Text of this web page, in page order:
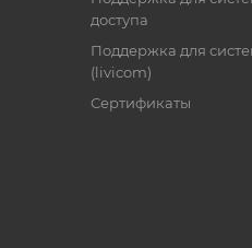
доступа
Поддержка для
(livicom)
Сертификаты